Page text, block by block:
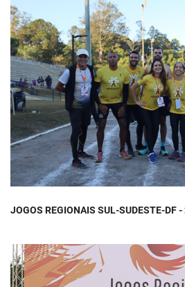
JOGOS REGIONAIS SUL-SUDESTE-DF -